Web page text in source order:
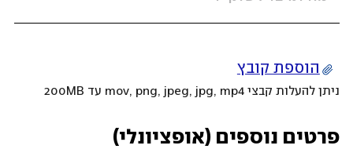
הוספת קובץ
ניתן להעלות קבצי mov, png, jpeg, jpg, mp4 עד 200MB
פרטים נוספים (אופציונלי)